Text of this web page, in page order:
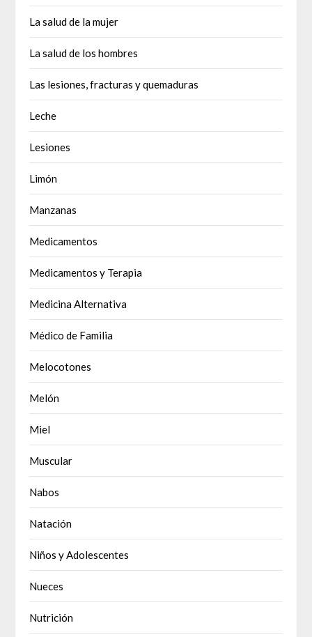
La salud de la mujer
La salud de los hombres
Las lesiones, fracturas y quemaduras
Leche
Lesiones
Limón
Manzanas
Medicamentos
Medicamentos y Terapia
Medicina Alternativa
Médico de Familia
Melocotones
Melón
Miel
Muscular
Nabos
Natación
Niños y Adolescentes
Nueces
Nutrición